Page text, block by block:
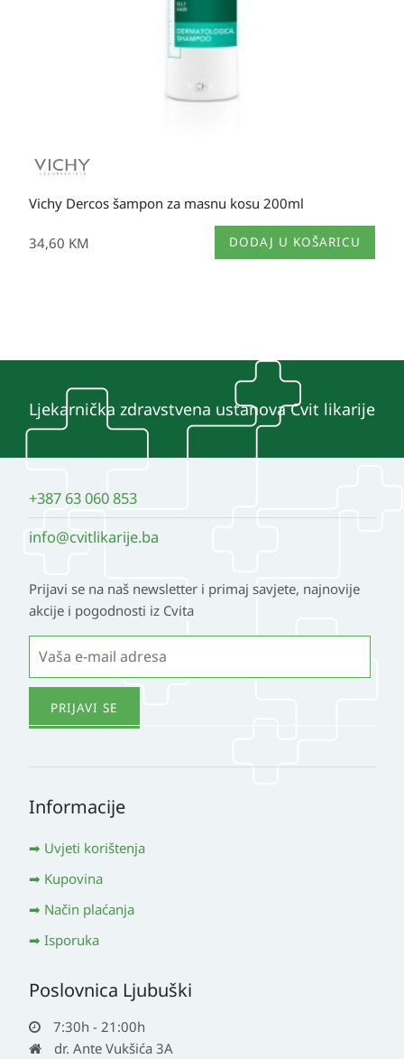
proizvoda
Vichy Dercos šampon za masnu kosu 200ml
34,60 KM DODAJ U KOŠARICU
Ljekarnička zdravstvena ustanova Cvit likarije
+387 63 060 853
info@cvitlikarije.ba
Prijavi se na naš newsletter i primaj savjete, najnovije
akcije i pogodnosti iz Cvita
Informacije
Uvjeti korištenja
Kupovina
Način plaćanja
Isporuka
Poslovnica Ljubuški
7:30h - 21:00h
dr. Ante Vukšića 3A